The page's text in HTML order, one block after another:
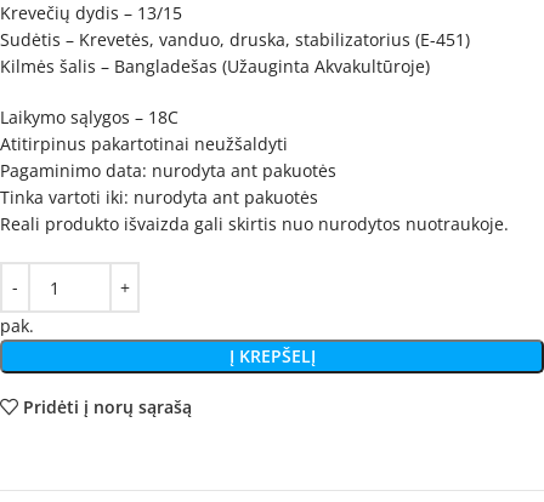
Krevečių dydis – 13/15
Sudėtis – Krevetės, vanduo, druska, stabilizatorius (E-451)
Kilmės šalis – Bangladešas (Užauginta Akvakultūroje)
Laikymo sąlygos – 18C
Atitirpinus pakartotinai neužšaldyti
Pagaminimo data: nurodyta ant pakuotės
Tinka vartoti iki: nurodyta ant pakuotės
Reali produkto išvaizda gali skirtis nuo nurodytos nuotraukoje.
pak.
Į KREPŠELĮ
Pridėti į norų sąrašą